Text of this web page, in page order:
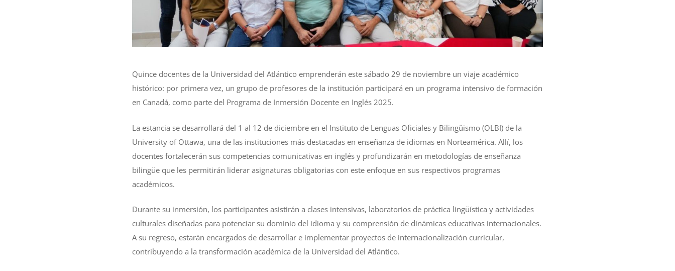
Quince docentes de la Universidad del Atlántico emprenderán este sábado 29 de noviembre un viaje académico
histórico: por primera vez, un grupo de profesores de la institución participará en un programa intensivo de formación
en Canadá, como parte del Programa de Inmersión Docente en Inglés 2025.
La estancia se desarrollará del 1 al 12 de diciembre en el Instituto de Lenguas Oficiales y Bilingüismo (OLBI) de la
University of Ottawa, una de las instituciones más destacadas en enseñanza de idiomas en Norteamérica. Allí, los
docentes fortalecerán sus competencias comunicativas en inglés y profundizarán en metodologías de enseñanza
bilingüe que les permitirán liderar asignaturas obligatorias con este enfoque en sus respectivos programas
académicos.
Durante su inmersión, los participantes asistirán a clases intensivas, laboratorios de práctica lingüística y actividades
culturales diseñadas para potenciar su dominio del idioma y su comprensión de dinámicas educativas internacionales.
A su regreso, estarán encargados de desarrollar e implementar proyectos de internacionalización curricular,
contribuyendo a la transformación académica de la Universidad del Atlántico.